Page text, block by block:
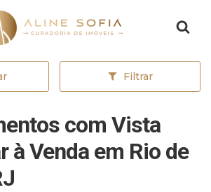
inicial
Filtrar
com Vista
à Venda em Rio de